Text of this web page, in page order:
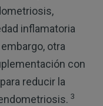
inflamatoria
otra
con
reducir la
3